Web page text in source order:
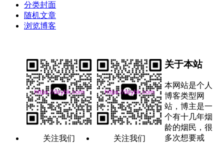
分类封面
随机文章
浏览博客
关注我们 关注我们
关于本站
本网站是个人
博客类型网
站，博主是一
个有十几年烟
龄的烟民，很
多次想要戒